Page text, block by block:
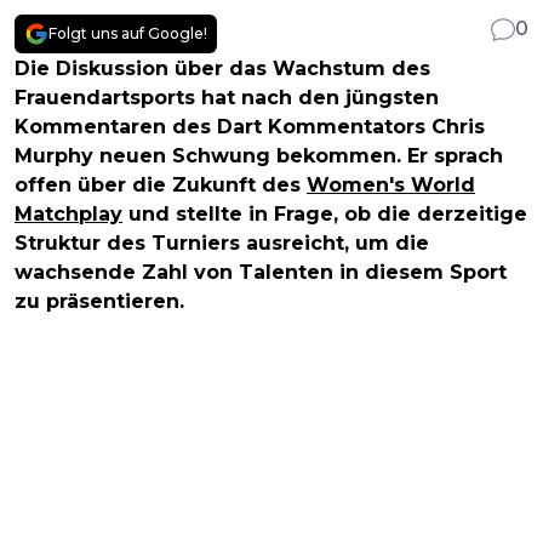
Folgt uns auf Google!
0
Die Diskussion über das Wachstum des
Frauendartsports hat nach den jüngsten
Kommentaren des Dart Kommentators Chris
Murphy neuen Schwung bekommen. Er sprach
offen über die Zukunft des Women's World
Matchplay und stellte in Frage, ob die derzeitige
Struktur des Turniers ausreicht, um die
wachsende Zahl von Talenten in diesem Sport
zu präsentieren.